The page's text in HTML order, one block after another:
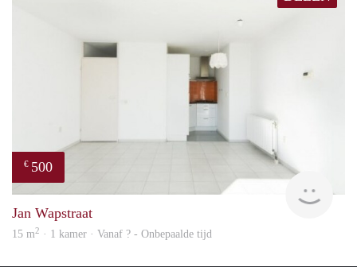
€ 500
Jan Wapstraat
15 m2 · 1 kamer · Vanaf ? - Onbepaalde tijd